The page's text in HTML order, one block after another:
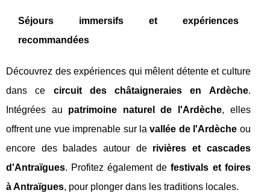
Séjours immersifs et expériences
recommandées
Découvrez des expériences qui mêlent détente et culture
dans ce circuit des châtaigneraies en Ardèche.
Intégrées au patrimoine naturel de l'Ardèche, elles
offrent une vue imprenable sur lavallée de l'Ardèche ou
encore des balades autour de rivières et cascades
d'Antraïgues. Profitez également defestivals et foires
à Antraïgues, pour plonger dans les traditions locales.